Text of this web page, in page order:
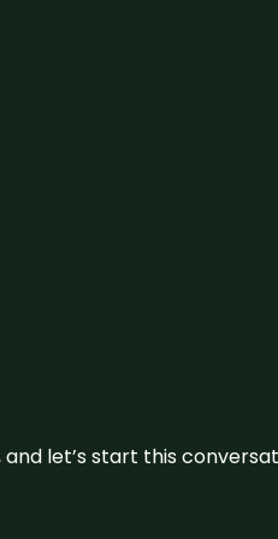
let’s start this